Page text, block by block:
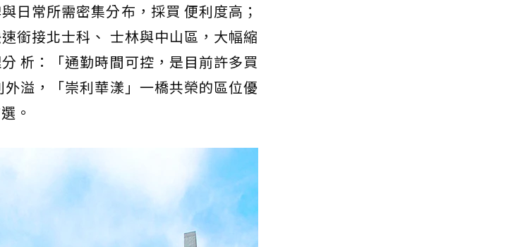
日常所需密集分布，採買 便利度高；
銜接北士科、 士林與中山區，大幅縮
析：「通勤時間可控，是目前許多買
溢，「崇利華漾」一橋共榮的區位優
。